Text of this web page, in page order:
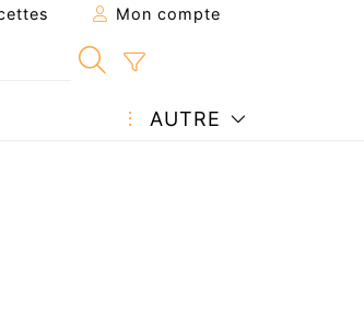
Mon compte
AUTRE